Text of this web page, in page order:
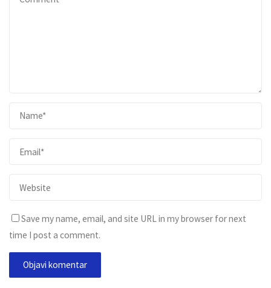
Save my name, email, and site URL in my browser for next
time I post a comment.